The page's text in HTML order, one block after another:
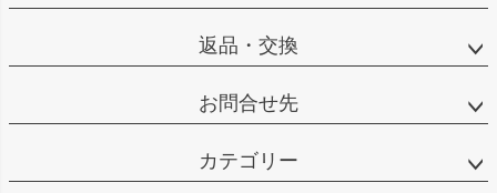
返品・交換
お問合せ先
カテゴリー